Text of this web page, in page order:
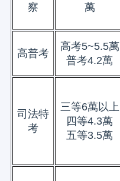
察
萬
高普考
高考5~5.5萬
普考4.2萬
司法特
考
三等6萬以上
四等4.3萬
五等3.5萬